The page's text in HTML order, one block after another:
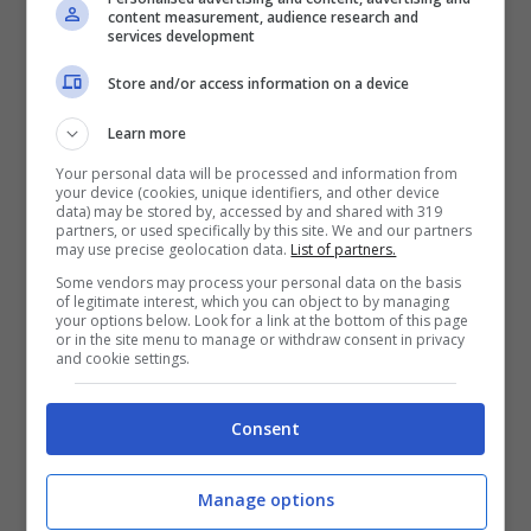
Da Edinson ad Edin, avranno pensato in quel
di Valencia, il passo può essere breve.
Matadorha solo un anno in meno dell’ex
centravanti del Manchester City. Stante
l’accordo ormai in chiusura per il passaggio di
Edinson Cavani al Boca Juniors,Los
Murcielagossi sono messi a caccia dell’erede.
Secondo il portale spagnolo esperto di mercato
‘Elgoldigital.com’, questo sarebbe stato trovato
proprio in Edin Dzeko.
A livello economico quanto può proporre il
Valencia al giocatore è sicuramente inferiore
Un’esperienza in Liga, in un club che
comunque a parte le difficoltà dell’ultimo anno
content measurement, audience research and
services development
Store and/or access information on a device
Learn more
Your personal data will be processed and information from
your device (cookies, unique identifiers, and other device
data) may be stored by, accessed by and shared with 319
partners, or used specifically by this site. We and our partners
may use precise geolocation data. List of partners.
Some vendors may process your personal data on the basis
of legitimate interest, which you can object to by managing
your options below. Look for a link at the bottom of this page
or in the site menu to manage or withdraw consent in privacy
and cookie settings.
Consent
Manage options